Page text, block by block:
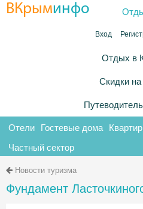
ВКрыминфо
Вход
Отдых в
Скидки
Отели Гостевые дома
Частный сектор
Новости туризма
Фундамент